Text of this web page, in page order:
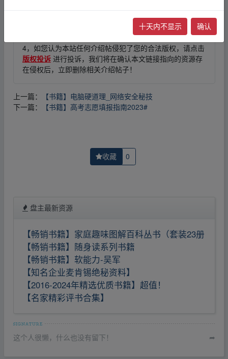
3，本文内所有链接指向的云盘网盘资源，其版权归版权方
所有！其实际管理权为帖子发布者所有，本站无法操作相
4，如您认为本站任何介绍帖侵犯了您的合法版权，请点击
版权投诉 进行投诉，我们将在确认本文链接指向的资源存
在侵权后，立即删除相关介绍帖子！
上一篇：
【书籍】电脑硬道理_网络安全秘技
下一篇：
【书籍】高考志愿填报指南2023#
收藏 0
盘主最新资源
【畅销书籍】家庭趣味图解百科丛书（套装23册
【畅销书籍】随身读系列书籍
【畅销书籍】软能力-吴军
【知名企业麦肯锡绝秘资料】
【2016-2024年精选优质书籍】超值！
【名家精彩评书合集】
这个人很懒，什么也没有留下！ ➦
十天内不显示 确认